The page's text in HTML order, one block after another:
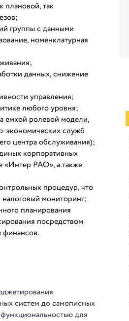
плановой, так
группы с данными
номенклатурная
данных, снижение
управления;
любого уровня;
емкой ролевой модели,
экономических служб
центра обслуживания);
корпоративных
«Интер РАО», а также
процедур, что
мониторинг;
планирования
посредством
финансов.
систем до самописных
для